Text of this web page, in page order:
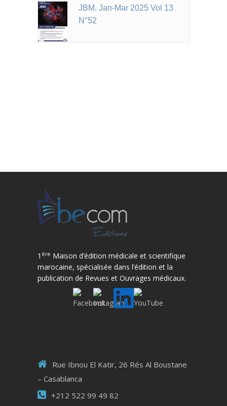
JBM. Jan-Mar 2025 Vol 13
N°52
1 ère Maison d’édition médicale et scientifique
marocaine, spécialisée dans l’édition et la
publication de Revues et Ouvrages médicaux.
Rue Ibnou El Katir, 26 Rés Al Boustane
– Casablanca
+212 522 99 49 82